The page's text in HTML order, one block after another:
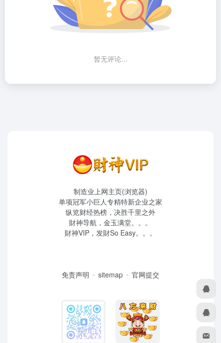
暂无评论...
制造业上网主页(浏览器)
单项冠军小巨人专精特新企业之家
纵览财经热榜，决胜千里之外
財神导航，金玉满堂。。。
財神VIP，发財So Easy。。。
免责声明 sitemap 官网提交